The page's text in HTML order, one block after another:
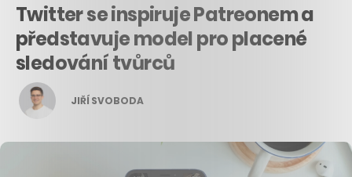
Twitter se inspiruje Patreonem a
představuje model pro placené
sledování tvůrců
JIŘÍ SVOBODA